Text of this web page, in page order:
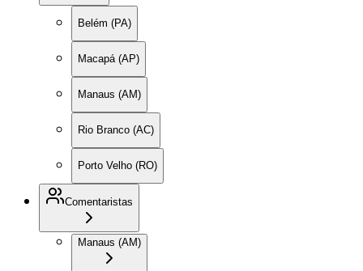
Belém (PA)
Macapá (AP)
Manaus (AM)
Rio Branco (AC)
Porto Velho (RO)
Comentaristas
Manaus (AM)